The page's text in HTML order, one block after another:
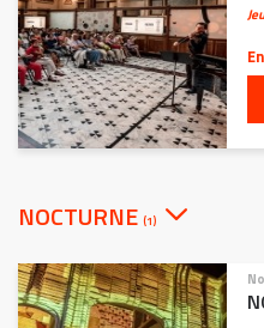
NOCTURNE (1)